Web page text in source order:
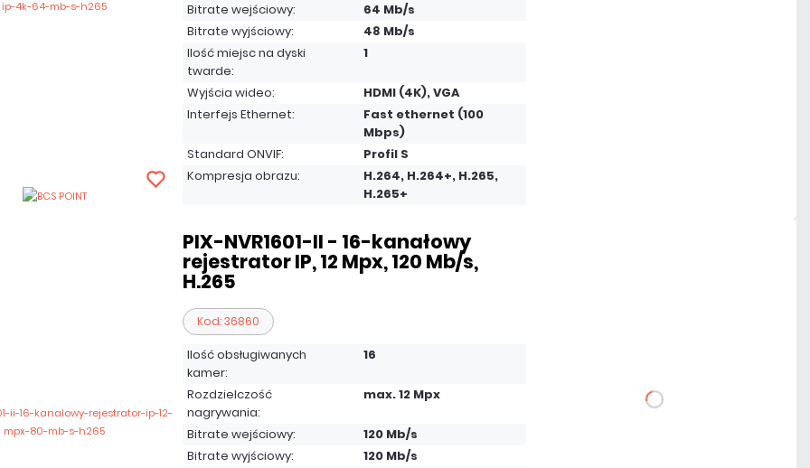
Bitrate wejściowy:
64 Mb/s
Bitrate wyjściowy:
48 Mb/s
Ilość miejsc na dyski
twarde:
1
Wyjścia wideo:
HDMI (4K), VGA
Interfejs Ethernet:
Fast ethernet (100
Mbps)
Standard ONVIF:
Profil S
Kompresja obrazu:
H.264, H.264+, H.265,
H.265+
PIX-NVR1601-II - 16-kanałowy
rejestrator IP, 12 Mpx, 120 Mb/s,
H.265
Kod: 36860
Ilość obsługiwanych
kamer:
16
Rozdzielczość
nagrywania:
max. 12 Mpx
Bitrate wejściowy:
120 Mb/s
Bitrate wyjściowy:
120 Mb/s
DO KOSZYKA